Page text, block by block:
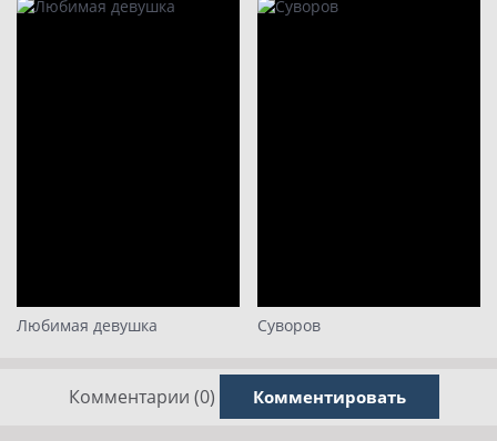
Любимая девушка Суворов
Комментарии (0) Комментировать